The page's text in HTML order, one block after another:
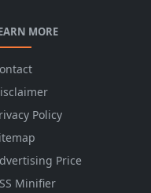
MORE
Policy
Price
Minifier